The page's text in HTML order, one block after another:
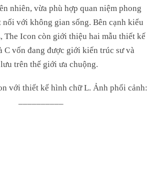
nhiên, vừa phù hợp quan niệm phong
với không gian sống. Bên cạnh kiểu
The Icon còn giới thiệu hai mẫu thiết kế
C vốn đang được giới kiến trúc sư và
trên thế giới ưa chuộng.